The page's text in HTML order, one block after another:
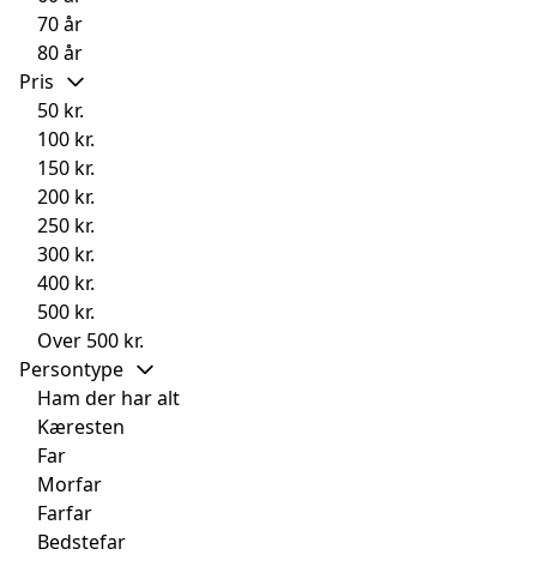
70 år
80 år
Pris
50 kr.
100 kr.
150 kr.
200 kr.
250 kr.
300 kr.
400 kr.
500 kr.
Over 500 kr.
Persontype
Ham der har alt
Kæresten
Far
Morfar
Farfar
Bedstefar